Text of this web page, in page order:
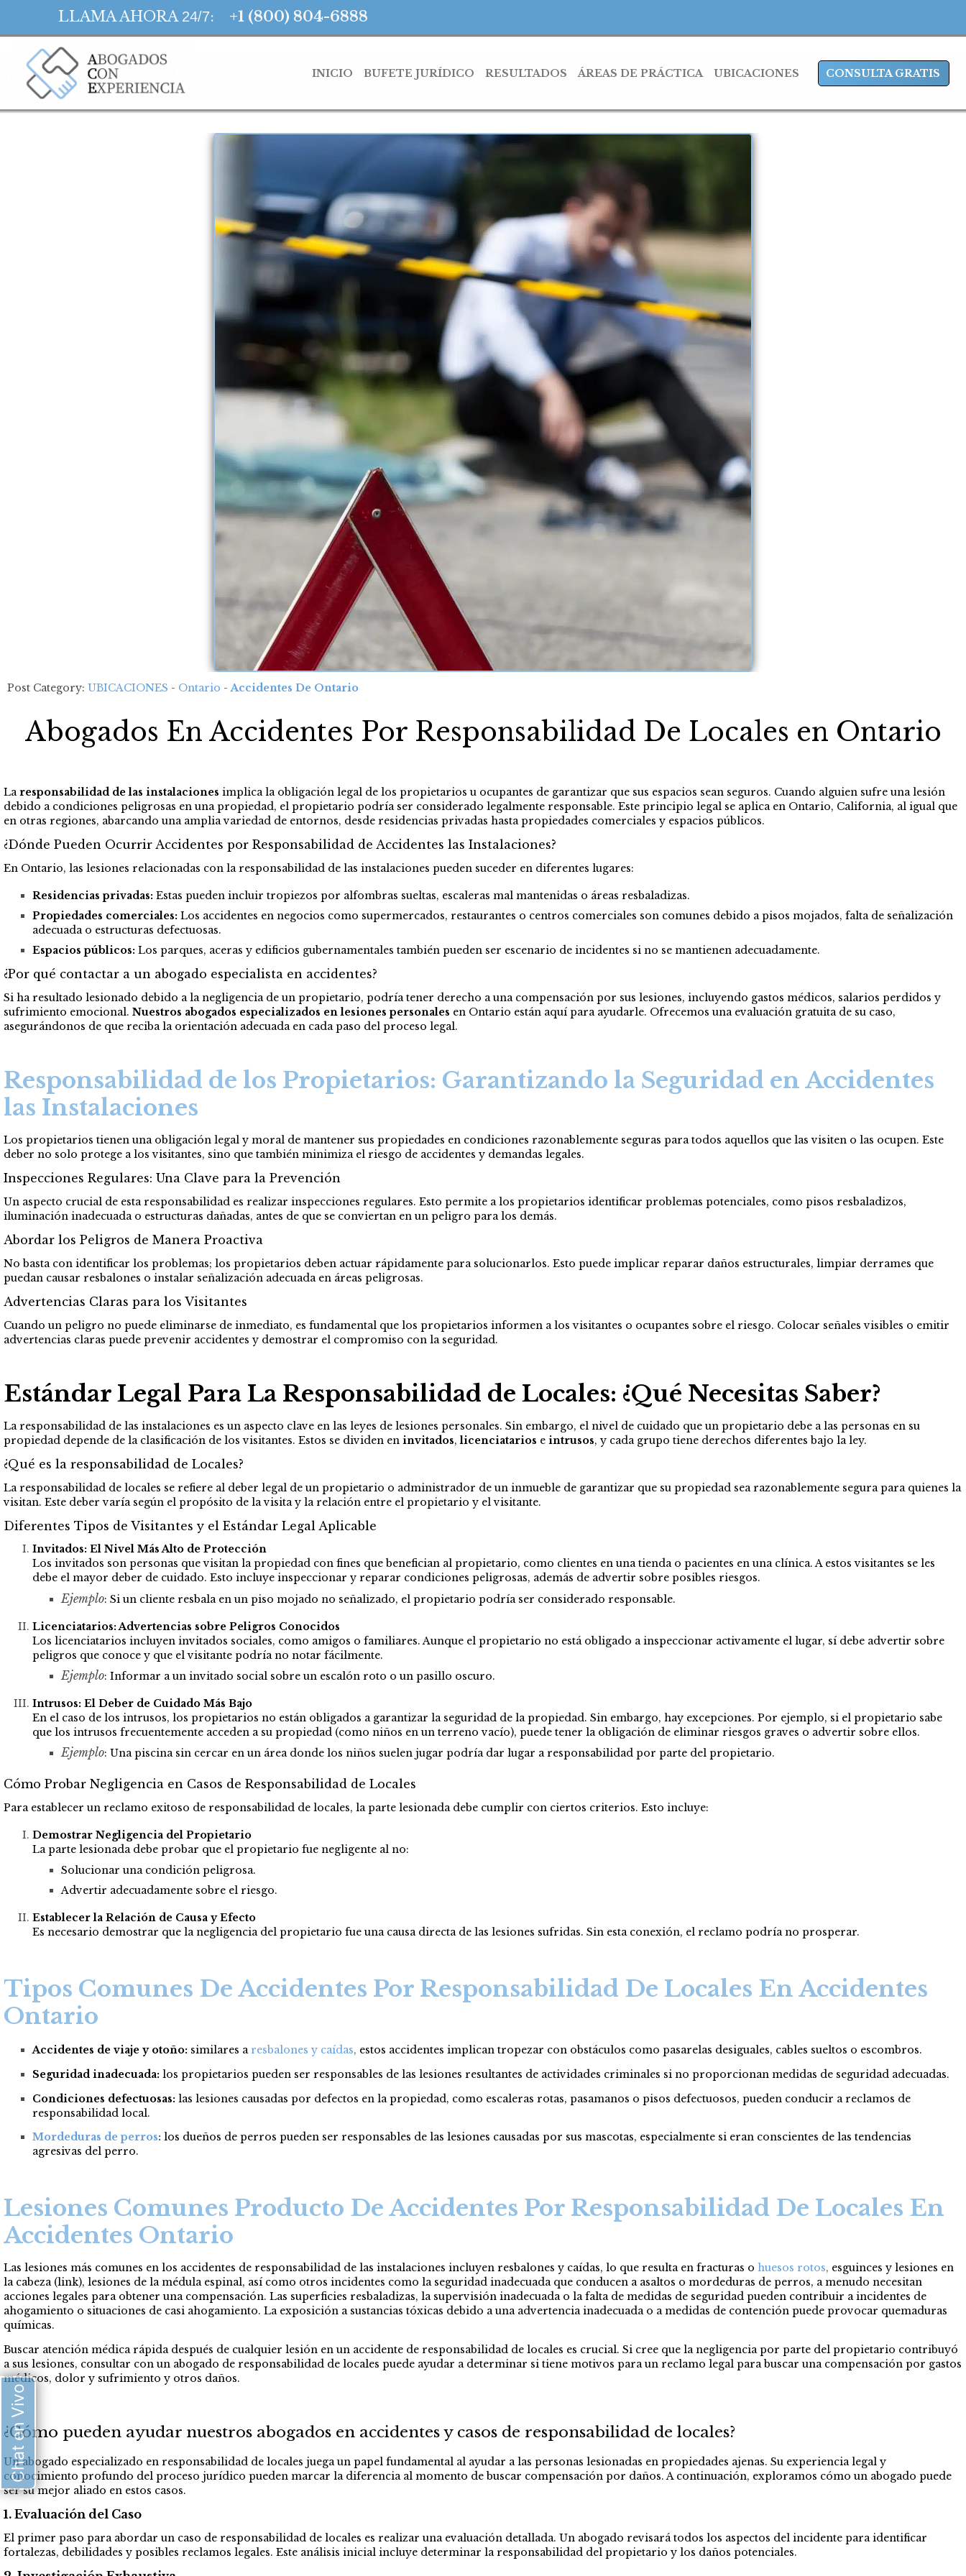
LLAMA AHORA 24/7: +1 (800) 804-6888
INICIO BUFETE JURÍDICO RESULTADOS ÁREAS DE PRÁCTICA UBICACIONES CONSULTA GRATIS
Post Category: UBICACIONES - Ontario -Accidentes De Ontario
Abogados En Accidentes Por Responsabilidad De Locales en Ontario
Laresponsabilidad de las instalaciones implica la obligación legal de los propietarios u ocupantes de garantizar que sus espacios sean seguros. Cuando alguien sufre una lesión
debido a condiciones peligrosas en una propiedad, el propietario podría ser considerado legalmente responsable. Este principio legal se aplica en Ontario, California, al igual que
en otras regiones, abarcando una amplia variedad de entornos, desde residencias privadas hasta propiedades comerciales y espacios públicos.
¿Dónde Pueden Ocurrir Accidentes por Responsabilidad de Accidentes las Instalaciones?
En Ontario, las lesiones relacionadas con la responsabilidad de las instalaciones pueden suceder en diferentes lugares:
Residencias privadas: Estas pueden incluir tropiezos por alfombras sueltas, escaleras mal mantenidas o áreas resbaladizas.
Propiedades comerciales: Los accidentes en negocios como supermercados, restaurantes o centros comerciales son comunes debido a pisos mojados, falta de señalización
adecuada o estructuras defectuosas.
Espacios públicos: Los parques, aceras y edificios gubernamentales también pueden ser escenario de incidentes si no se mantienen adecuadamente.
¿Por qué contactar a un abogado especialista en accidentes?
Si ha resultado lesionado debido a la negligencia de un propietario, podría tener derecho a una compensación por sus lesiones, incluyendo gastos médicos, salarios perdidos y
sufrimiento emocional. Nuestros abogados especializados en lesiones personales en Ontario están aquí para ayudarle. Ofrecemos una evaluación gratuita de su caso,
asegurándonos de que reciba la orientación adecuada en cada paso del proceso legal.
Responsabilidad de los Propietarios: Garantizando la Seguridad en Accidentes
las Instalaciones
Los propietarios tienen una obligación legal y moral de mantener sus propiedades en condiciones razonablemente seguras para todos aquellos que las visiten o las ocupen. Este
deber no solo protege a los visitantes, sino que también minimiza el riesgo de accidentes y demandas legales.
Inspecciones Regulares: Una Clave para la Prevención
Un aspecto crucial de esta responsabilidad es realizar inspecciones regulares. Esto permite a los propietarios identificar problemas potenciales, como pisos resbaladizos,
iluminación inadecuada o estructuras dañadas, antes de que se conviertan en un peligro para los demás.
Abordar los Peligros de Manera Proactiva
No basta con identificar los problemas; los propietarios deben actuar rápidamente para solucionarlos. Esto puede implicar reparar daños estructurales, limpiar derrames que
puedan causar resbalones o instalar señalización adecuada en áreas peligrosas.
Advertencias Claras para los Visitantes
Cuando un peligro no puede eliminarse de inmediato, es fundamental que los propietarios informen a los visitantes o ocupantes sobre el riesgo. Colocar señales visibles o emitir
advertencias claras puede prevenir accidentes y demostrar el compromiso con la seguridad.
Estándar Legal Para La Responsabilidad de Locales: ¿Qué Necesitas Saber?
La responsabilidad de las instalaciones es un aspecto clave en las leyes de lesiones personales. Sin embargo, el nivel de cuidado que un propietario debe a las personas en su
propiedad depende de la clasificación de los visitantes. Estos se dividen en invitados,licenciatarios e intrusos, y cada grupo tiene derechos diferentes bajo la ley.
¿Qué es la responsabilidad de Locales?
La responsabilidad de locales se refiere al deber legal de un propietario o administrador de un inmueble de garantizar que su propiedad sea razonablemente segura para quienes la
visitan. Este deber varía según el propósito de la visita y la relación entre el propietario y el visitante.
Diferentes Tipos de Visitantes y el Estándar Legal Aplicable
Invitados: El Nivel Más Alto de Protección
Los invitados son personas que visitan la propiedad con fines que benefician al propietario, como clientes en una tienda o pacientes en una clínica. A estos visitantes se les
debe el mayor deber de cuidado. Esto incluye inspeccionar y reparar condiciones peligrosas, además de advertir sobre posibles riesgos.
Ejemplo: Si un cliente resbala en un piso mojado no señalizado, el propietario podría ser considerado responsable.
Licenciatarios: Advertencias sobre Peligros Conocidos
Los licenciatarios incluyen invitados sociales, como amigos o familiares. Aunque el propietario no está obligado a inspeccionar activamente el lugar, sí debe advertir sobre
peligros que conoce y que el visitante podría no notar fácilmente.
Ejemplo: Informar a un invitado social sobre un escalón roto o un pasillo oscuro.
Intrusos: El Deber de Cuidado Más Bajo
En el caso de los intrusos, los propietarios no están obligados a garantizar la seguridad de la propiedad. Sin embargo, hay excepciones. Por ejemplo, si el propietario sabe
que los intrusos frecuentemente acceden a su propiedad (como niños en un terreno vacío), puede tener la obligación de eliminar riesgos graves o advertir sobre ellos.
Ejemplo: Una piscina sin cercar en un área donde los niños suelen jugar podría dar lugar a responsabilidad por parte del propietario.
Cómo Probar Negligencia en Casos de Responsabilidad de Locales
Para establecer un reclamo exitoso de responsabilidad de locales, la parte lesionada debe cumplir con ciertos criterios. Esto incluye:
Demostrar Negligencia del Propietario
La parte lesionada debe probar que el propietario fue negligente al no:
Solucionar una condición peligrosa.
Advertir adecuadamente sobre el riesgo.
Establecer la Relación de Causa y Efecto
Es necesario demostrar que la negligencia del propietario fue una causa directa de las lesiones sufridas. Sin esta conexión, el reclamo podría no prosperar.
Tipos Comunes De Accidentes Por Responsabilidad De Locales En Accidentes
Ontario
Accidentes de viaje y otoño: similares a resbalones y caídas, estos accidentes implican tropezar con obstáculos como pasarelas desiguales, cables sueltos o escombros.
Seguridad inadecuada: los propietarios pueden ser responsables de las lesiones resultantes de actividades criminales si no proporcionan medidas de seguridad adecuadas.
Condiciones defectuosas: las lesiones causadas por defectos en la propiedad, como escaleras rotas, pasamanos o pisos defectuosos, pueden conducir a reclamos de
responsabilidad local.
Mordeduras de perros: los dueños de perros pueden ser responsables de las lesiones causadas por sus mascotas, especialmente si eran conscientes de las tendencias
agresivas del perro.
Lesiones Comunes Producto De Accidentes Por Responsabilidad De Locales En
Accidentes Ontario
Las lesiones más comunes en los accidentes de responsabilidad de las instalaciones incluyen resbalones y caídas, lo que resulta en fracturas o huesos rotos, esguinces y lesiones en
la cabeza (link), lesiones de la médula espinal, así como otros incidentes como la seguridad inadecuada que conducen a asaltos o mordeduras de perros, a menudo necesitan
acciones legales para obtener una compensación. Las superficies resbaladizas, la supervisión inadecuada o la falta de medidas de seguridad pueden contribuir a incidentes de
ahogamiento o situaciones de casi ahogamiento. La exposición a sustancias tóxicas debido a una advertencia inadecuada o a medidas de contención puede provocar quemaduras
químicas.
Buscar atención médica rápida después de cualquier lesión en un accidente de responsabilidad de locales es crucial. Si cree que la negligencia por parte del propietario contribuyó
a sus lesiones, consultar con un abogado de responsabilidad de locales puede ayudar a determinar si tiene motivos para un reclamo legal para buscar una compensación por gastos
médicos, dolor y sufrimiento y otros daños.
¿Cómo pueden ayudar nuestros abogados en accidentes y casos de responsabilidad de locales?
Un abogado especializado en responsabilidad de locales juega un papel fundamental al ayudar a las personas lesionadas en propiedades ajenas. Su experiencia legal y
conocimiento profundo del proceso jurídico pueden marcar la diferencia al momento de buscar compensación por daños. A continuación, exploramos cómo un abogado puede
ser su mejor aliado en estos casos.
1. Evaluación del Caso
El primer paso para abordar un caso de responsabilidad de locales es realizar una evaluación detallada. Un abogado revisará todos los aspectos del incidente para identificar
fortalezas, debilidades y posibles reclamos legales. Este análisis inicial incluye determinar la responsabilidad del propietario y los daños potenciales.
Chat en Vivo